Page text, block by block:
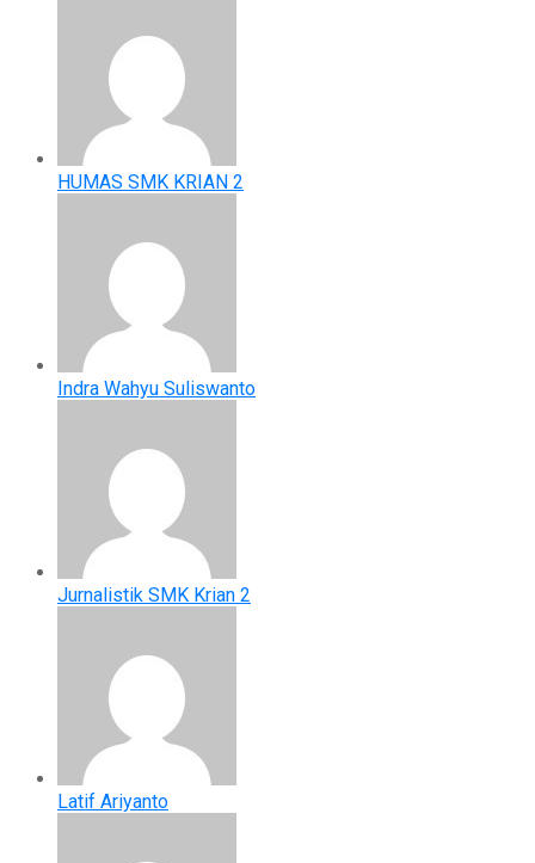
HUMAS SMK KRIAN 2
Indra Wahyu Suliswanto
Jurnalistik SMK Krian 2
Latif Ariyanto